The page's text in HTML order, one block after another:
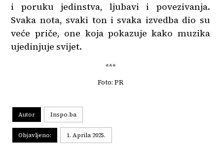
i poruku jedinstva, ljubavi i povezivanja.
Svaka nota, svaki ton i svaka izvedba dio su
veće priče, one koja pokazuje kako muzika
ujedinjuje svijet.
***
Foto: PR
Autor Inspo.ba
Objavljeno: 1. Aprila 2025.